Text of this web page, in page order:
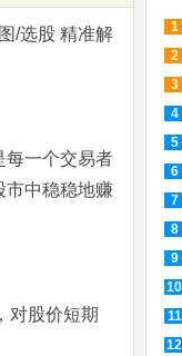
/选股 精准解
每一个交易者
中稳稳地赚
对股价短期
1
入
2
捕
3
4
买
5
选
6
股
7
义
8
力
9
F10
10
+趋
11
选
12